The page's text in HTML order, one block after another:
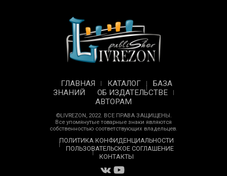
ГЛАВНАЯ КАТАЛОГ
БАЗА
ЗНАНИЙ
ОБ ИЗДАТЕЛЬСТВЕ
АВТОРАМ
©LIVREZON, 2022. ВСЕ ПРАВА ЗАЩИЩЕНЫ.
Все упомянутые товарные знаки являются
собственностью соответствующих владельцев.
ПОЛИТИКА КОНФИДЕНЦИАЛЬНОСТИ
ПОЛЬЗОВАТЕЛЬСКОЕ СОГЛАШЕНИЕ
КОНТАКТЫ